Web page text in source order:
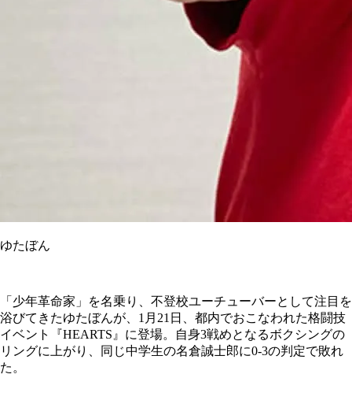
ゆたぼん
「少年革命家」を名乗り、不登校ユーチューバーとして注目を
浴びてきたゆたぼんが、1月21日、都内でおこなわれた格闘技
イベント『HEARTS』に登場。自身3戦めとなるボクシングの
リングに上がり、同じ中学生の名倉誠士郎に0-3の判定で敗れ
た。